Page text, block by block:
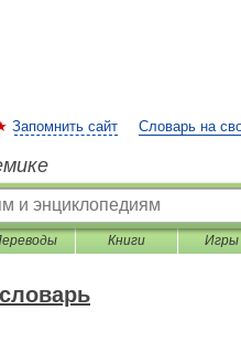
Запомнить сайт Словарь на
Книги Игры